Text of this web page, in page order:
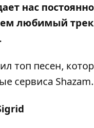
нас
любимый трек
топ песен,
сервиса Shazam.